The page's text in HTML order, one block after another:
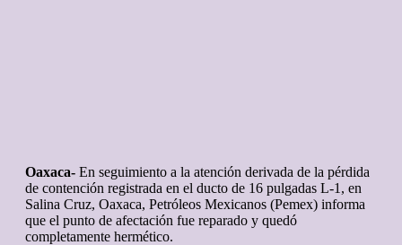
Oaxaca- En seguimiento a la atención derivada de la pérdida
de contención registrada en el ducto de 16 pulgadas L-1, en
Salina Cruz, Oaxaca, Petróleos Mexicanos (Pemex) informa
que el punto de afectación fue reparado y quedó
completamente hermético.